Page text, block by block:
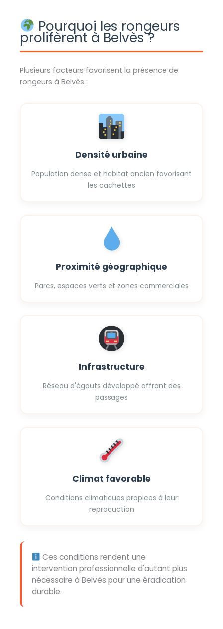
Pourquoi les rongeurs
prolifèrent à Belvès ?
Plusieurs facteurs favorisent la présence de
rongeurs à Belvès :
Densité urbaine
Population dense et habitat ancien favorisant
les cachettes
Proximité géographique
Parcs, espaces verts et zones commerciales
Infrastructure
Réseau d'égouts développé offrant des
passages
Climat favorable
Conditions climatiques propices à leur
reproduction
Ces conditions rendent une
intervention professionnelle d'autant plus
nécessaire à Belvès pour une éradication
durable.